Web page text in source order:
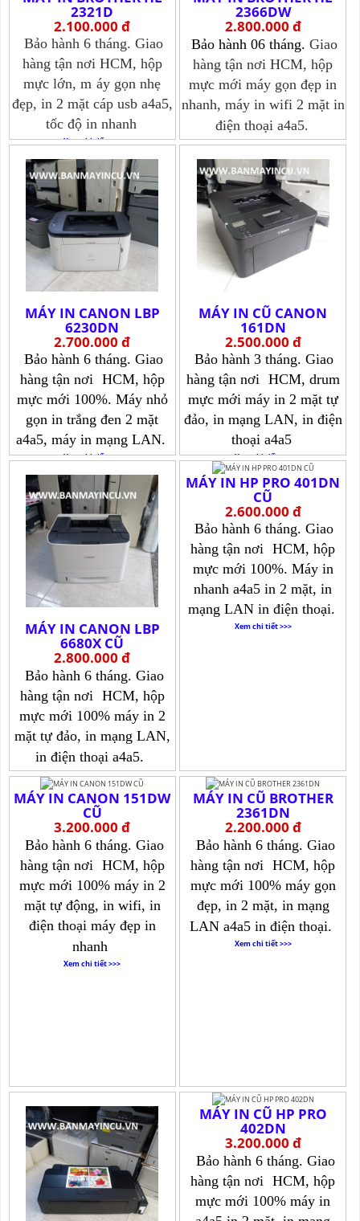
2321D
2.100.000 đ
Bảo hành 6 tháng. Giao
hàng tận nơi HCM, hộp
mực lớn, m áy gọn nhẹ
đẹp, in 2 mặt cáp usb a4a5,
tốc độ in nhanh
Xem chi tiết >>>
2366DW
2.800.000 đ
Bảo hành 06 tháng. Giao
hàng tận nơi HCM, hộp
mực mới máy gọn đẹp in
nhanh, máy in wifi 2 mặt in
điện thoại a4a5.
Xem chi tiết >>>
MÁY IN CANON LBP
6230DN
2.700.000 đ
Bảo hành 6 tháng. Giao
hàng tận nơi HCM, hộp
mực mới 100%. Máy nhỏ
gọn in trắng đen 2 mặt
a4a5, máy in mạng LAN.
Xem chi tiết >>>
MÁY IN CŨ CANON
161DN
2.500.000 đ
Bảo hành 3 tháng. Giao
hàng tận nơi HCM, drum
mực mới máy in 2 mặt tự
đảo, in mạng LAN, in điện
thoại a4a5
Xem chi tiết >>>
MÁY IN CANON LBP
6680X CŨ
2.800.000 đ
Bảo hành 6 tháng. Giao
hàng tận nơi HCM, hộp
mực mới 100% máy in 2
mặt tự đảo, in mạng LAN,
in điện thoại a4a5.
Xem chi tiết >>>
MÁY IN HP PRO 401DN
CŨ
2.600.000 đ
Bảo hành 6 tháng. Giao
hàng tận nơi
HCM, hộp
mực mới 100%. Máy in
nhanh a4a5 in 2 mặt, in
mạng LAN in điện thoại.
Xem chi tiết >>>
MÁY IN CANON 151DW
CŨ
3.200.000 đ
Bảo hành 6 tháng. Giao
hàng tận nơi HCM, hộp
mực mới 100% máy in 2
mặt tự động, in wifi, in
điện thoại máy đẹp in
nhanh
Xem chi tiết >>>
MÁY IN CŨ BROTHER
2361DN
2.200.000 đ
Bảo hành 6 tháng. Giao
hàng tận nơi
HCM, hộp
mực mới 100% máy gọn
đẹp, in 2 mặt, in mạng
LAN a4a5 in điện thoại.
Xem chi tiết >>>
MÁY IN CŨ HP PRO
402DN
3.200.000 đ
Bảo hành 6 tháng. Giao
hàng tận nơi
HCM, hộp
mực mới 100% máy in